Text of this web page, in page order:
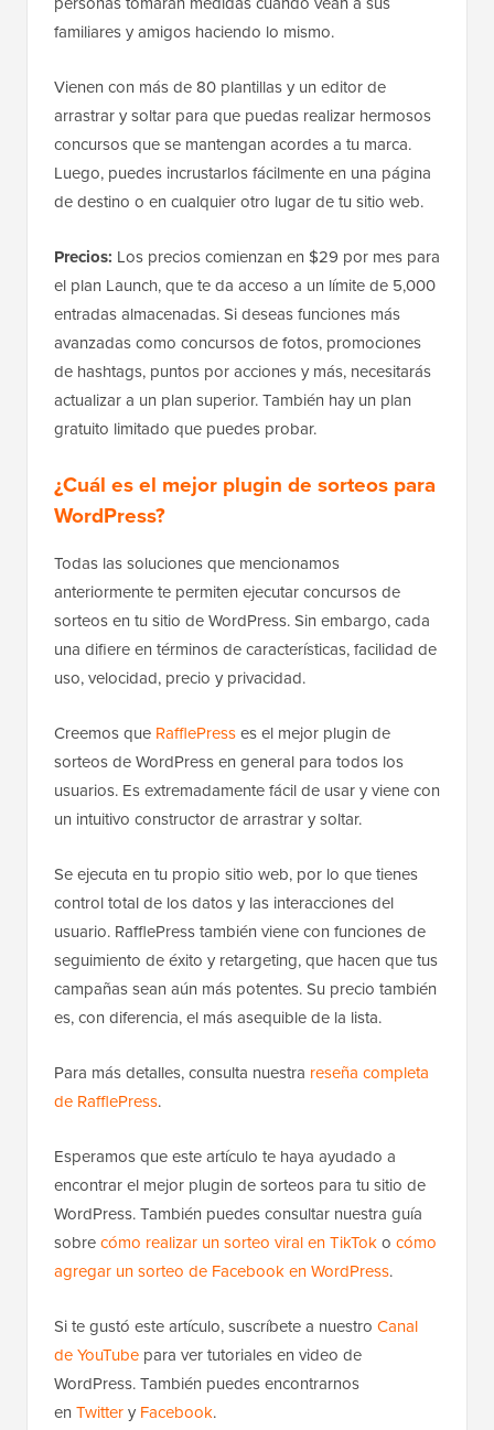
familiares y amigos haciendo lo mismo.
Vienen con más de 80 plantillas y un editor de
arrastrar y soltar para que puedas realizar hermosos
concursos que se mantengan acordes a tu marca.
Luego, puedes incrustarlos fácilmente en una página
de destino o en cualquier otro lugar de tu sitio web.
Precios: Los precios comienzan en $29 por mes para
el plan Launch, que te da acceso a un límite de 5,000
entradas almacenadas. Si deseas funciones más
avanzadas como concursos de fotos, promociones
de hashtags, puntos por acciones y más, necesitarás
actualizar a un plan superior. También hay un plan
gratuito limitado que puedes probar.
¿Cuál es el mejor plugin de sorteos para
WordPress?
Todas las soluciones que mencionamos
anteriormente te permiten ejecutar concursos de
sorteos en tu sitio de WordPress. Sin embargo, cada
una difiere en términos de características, facilidad de
uso, velocidad, precio y privacidad.
Creemos que RafflePresses el mejor plugin de
sorteos de WordPress en general para todos los
usuarios. Es extremadamente fácil de usar y viene con
un intuitivo constructor de arrastrar y soltar.
Se ejecuta en tu propio sitio web, por lo que tienes
control total de los datos y las interacciones del
usuario. RafflePress también viene con funciones de
seguimiento de éxito y retargeting, que hacen que tus
campañas sean aún más potentes. Su precio también
es, con diferencia, el más asequible de la lista.
Para más detalles, consulta nuestra reseña completa
de RafflePress.
Esperamos que este artículo te haya ayudado a
encontrar el mejor plugin de sorteos para tu sitio de
WordPress. También puedes consultar nuestra guía
sobrecómo realizar un sorteo viral en TikToko cómo
agregar un sorteo de Facebook en WordPress.
Si te gustó este artículo, suscríbete a nuestro Canal
de YouTube para ver tutoriales en video de
WordPress. También puedes encontrarnos
en Twittery Facebook.